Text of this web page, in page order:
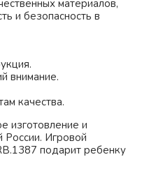
материалов,
и безопасность в
внимание.
качества.
изготовление и
России. Игровой
подарит ребенку